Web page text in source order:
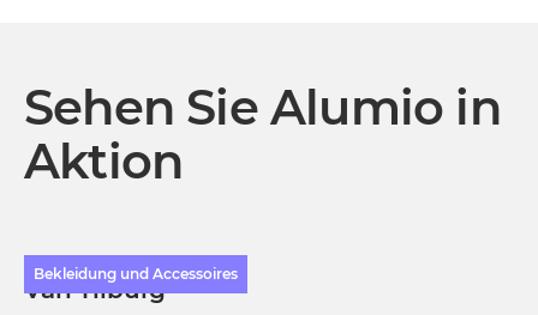
Sehen Sie Alumio in
Aktion
Bekleidung und Accessoires
Van Tilburg